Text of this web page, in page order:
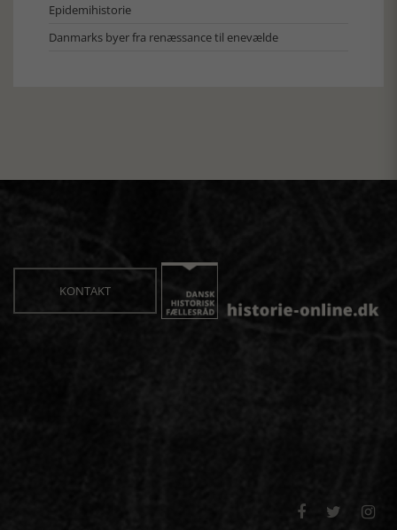
Epidemihistorie
Danmarks byer fra renæssance til enevælde
KONTAKT
  